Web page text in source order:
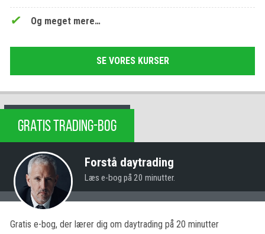
Og meget mere…
SE VORES KURSER
GRATIS TRADING-BOG
Forstå daytrading
Læs e-bog på 20 minutter.
Gratis e-bog, der lærer dig om daytrading på 20 minutter